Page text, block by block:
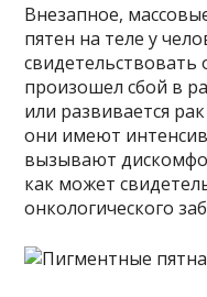
Внезапное,
пятен на теле у
свидетельствовать
произошел сбой в
или развивается
они имеют
вызывают
как может
онкологического